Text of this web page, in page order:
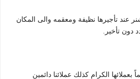
عند تأجيرها نظيفة ومعقمه والى المكان
دون تأخير.
الكرام كذلك عملائنا دائمين